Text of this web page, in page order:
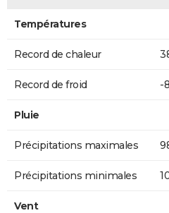
Températures
Record de chaleur
Record de froid -
Pluie
Précipitations maximales
Précipitations minimales
Vent